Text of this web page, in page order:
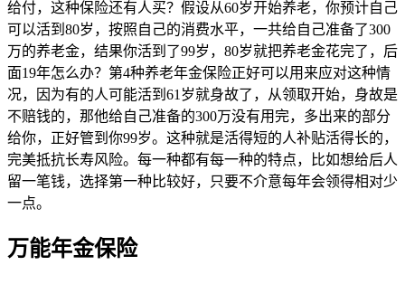
给付，这种保险还有人买？假设从60岁开始养老，你预计自己
可以活到80岁，按照自己的消费水平，一共给自己准备了300
万的养老金，结果你活到了99岁，80岁就把养老金花完了，后
面19年怎么办？第4种养老年金保险正好可以用来应对这种情
况，因为有的人可能活到61岁就身故了，从领取开始，身故是
不赔钱的，那他给自己准备的300万没有用完，多出来的部分
给你，正好管到你99岁。这种就是活得短的人补贴活得长的，
完美抵抗长寿风险。每一种都有每一种的特点，比如想给后人
留一笔钱，选择第一种比较好，只要不介意每年会领得相对少
一点。
万能年金保险